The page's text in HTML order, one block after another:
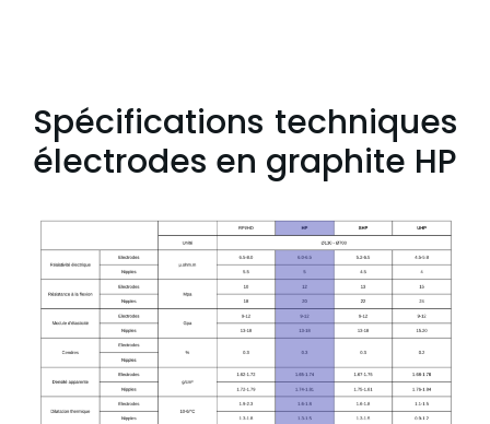
Spécifications techniques
électrodes en graphite HP